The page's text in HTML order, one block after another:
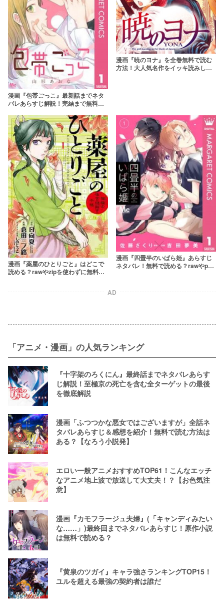
漫画『包帯ごっこ』最新話までネタ
バレあらすじ解説！完結まで無料で
漫画『暁のヨナ』を全巻無料で読む
方法！大人気名作をイッキ読みしよ
漫画『薬屋のひとりごと』はどこで
読める？rawやzipを使わずに無料で
漫画『四畳半のいばら姫』あらすじ
ネタバレ！無料で読める？rawやpdf
AD
「アニメ・漫画」の人気ランキング
『十字架のろくにん』最終話までネタバレあらす
じ解説！至極京の死亡を含む全ターゲットの最後
を徹底解説
漫画「ふつつかな悪女ではございますが」全話ネ
タバレあらすじ＆感想を紹介！無料で読む方法は
ある？【なろう小説発】
エロい一般アニメおすすめTOP61！こんなエッチ
なアニメ地上波で放送して大丈夫！？【お色気注
意】
漫画『カモフラージュ夫婦』(「キャンディみたい
な……」)最終回までネタバレあらすじ！原作小説
は無料で読める？
『黄泉のツガイ』キャラ強さランキングTOP15！
ユルを超える最強の契約者は誰だ